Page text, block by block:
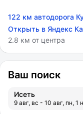
122 км автодорога
Открыть в Яндекс
2.8 км от центра
Ваш поиск
Исеть
9 авг, вс - 10 авг, пн, 1